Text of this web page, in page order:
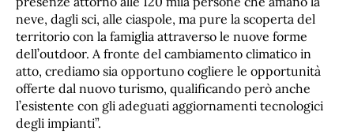
neve, dagli sci, alle ciaspole, ma pure la scoperta del
territorio con la famiglia attraverso le nuove forme
dell’outdoor. A fronte del cambiamento climatico in
atto, crediamo sia opportuno cogliere le opportunità
offerte dal nuovo turismo, qualificando però anche
l’esistente con gli adeguati aggiornamenti tecnologici
degli impianti”.